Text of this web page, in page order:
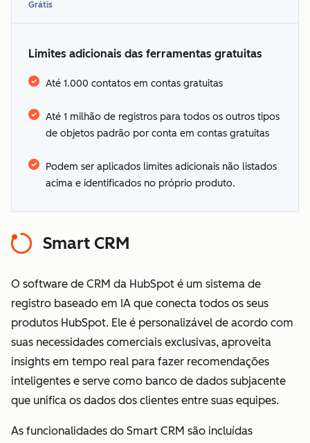
Grátis
Veja os idiomas
oferecidos pela HubSpot
termos adicionais
Limites adicionais das ferramentas gratuitas
Até 1.000 contatos em contas gratuitas
Até 1 milhão de registros para todos os outros tipos
de objetos padrão por conta em contas gratuitas
Podem ser aplicados limites adicionais não listados
acima e identificados no próprio produto.
Smart CRM
O software de CRM da HubSpot é um sistema de
registro baseado em IA que conecta todos os seus
produtos HubSpot. Ele é personalizável de acordo com
suas necessidades comerciais exclusivas, aproveita
insights em tempo real para fazer recomendações
inteligentes e serve como banco de dados subjacente
que unifica os dados dos clientes entre suas equipes.
As funcionalidades do Smart CRM são incluídas